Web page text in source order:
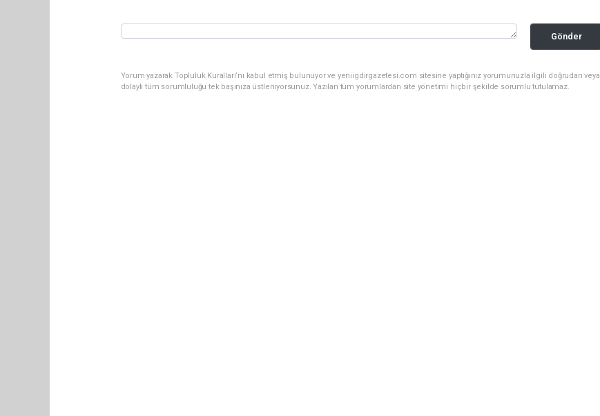
Gönder
Yorum yazarak Topluluk Kuralları’nı kabul etmiş bulunuyor ve yeniigdirgazetesi.com sitesine yaptığınız yorumunuzla ilgili doğrudan veya
dolaylı tüm sorumluluğu tek başınıza üstleniyorsunuz. Yazılan tüm yorumlardan site yönetimi hiçbir şekilde sorumlu tutulamaz.